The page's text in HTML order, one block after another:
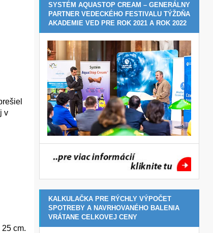
v
cm.
SYSTÉM AQUASTOP CREAM – GENERÁLNY
PARTNER VEDECKÉHO FESTIVALU TÝŽDŇA
AKADEMIE VED PRE ROK 2021 A ROK 2022
KALKULAČKA PRE RÝCHLY VÝPOČET
SPOTREBY A NAVRHOVANÉHO BALENIA
VRÁTANE CELKOVEJ CENY